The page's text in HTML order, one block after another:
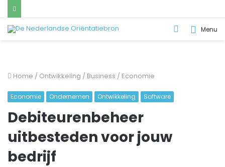
Menu
Zoek
Home / Ontwikkeling / Business / Economie
Economie Ondernemen Ontwikkeling Software
Debiteurenbeheer
uitbesteden voor jouw
bedrijf